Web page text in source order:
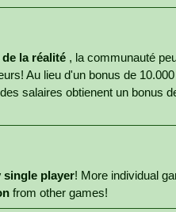
la réalité , la communauté
Au lieu d'un bonus de
salaires obtienent un bonus
single player! More individual
from other games!